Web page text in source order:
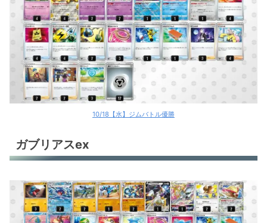
10/18【水】ジムバトル優勝
ガブリアスex